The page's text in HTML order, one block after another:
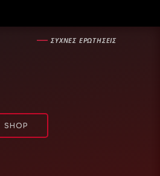
―ΣΥΧΝΕΣ ΕΡΩΤΗΣΕΙΣ
SHOP